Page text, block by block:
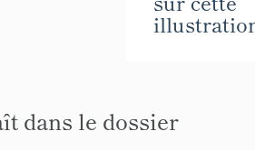
dans le dossier